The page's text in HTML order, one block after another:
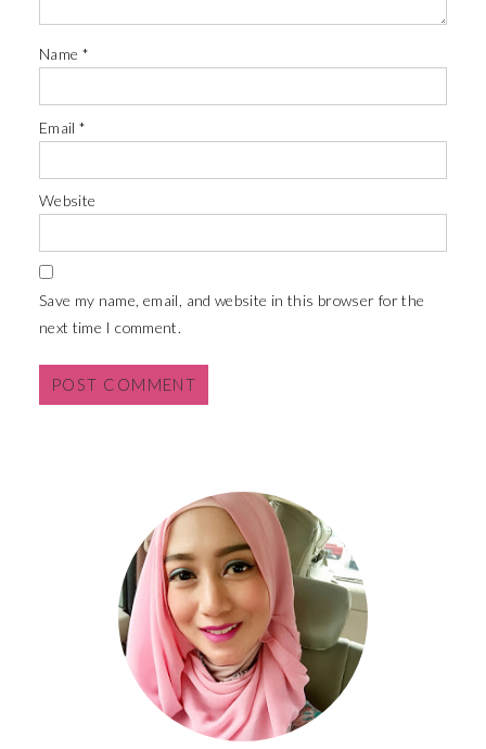
Name *
Email*
Website
Save my name, email, and website in this browser for the
next time I comment.